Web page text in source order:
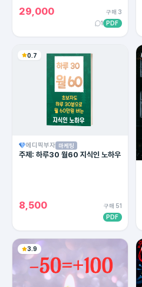
29,000
구매 3
1
PDF
0.7
에디픽부자 마케팅
주제: 하루30 월60 지식인 노하우
8,500
구매 51
PDF
3.9